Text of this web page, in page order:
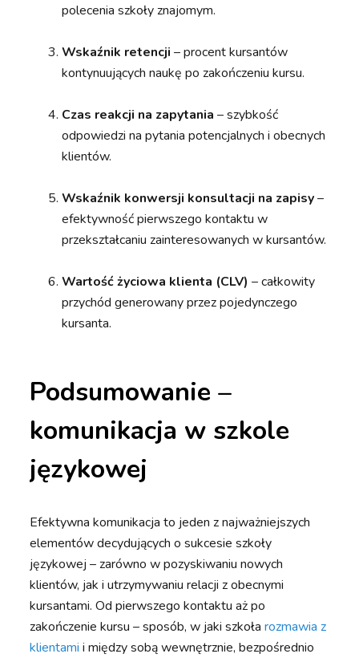
polecenia szkoły znajomym.
Wskaźnik retencji – procent kursantów
kontynuujących naukę po zakończeniu kursu.
Czas reakcji na zapytania – szybkość
odpowiedzi na pytania potencjalnych i obecnych
klientów.
Wskaźnik konwersji konsultacji na zapisy–
efektywność pierwszego kontaktu w
przekształcaniu zainteresowanych w kursantów.
Wartość życiowa klienta (CLV) – całkowity
przychód generowany przez pojedynczego
kursanta.
Podsumowanie –
komunikacja w szkole
językowej
Efektywna komunikacja to jeden z najważniejszych
elementów decydujących o sukcesie szkoły
językowej – zarówno w pozyskiwaniu nowych
klientów, jak i utrzymywaniu relacji z obecnymi
kursantami. Od pierwszego kontaktu aż po
zakończenie kursu – sposób, w jaki szkołarozmawia z
klientami i między sobą wewnętrznie, bezpośrednio